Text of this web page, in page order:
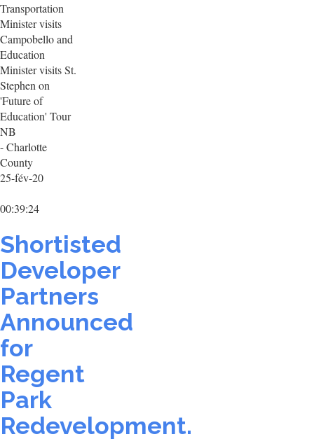
Transportation
Minister visits
Campobello and
Education
Minister visits St.
Stephen on
'Future of
Education' Tour
NB
- Charlotte
County
25-fév-20
00:39:24
Shortisted
Developer
Partners
Announced
for
Regent
Park
Redevelopment.